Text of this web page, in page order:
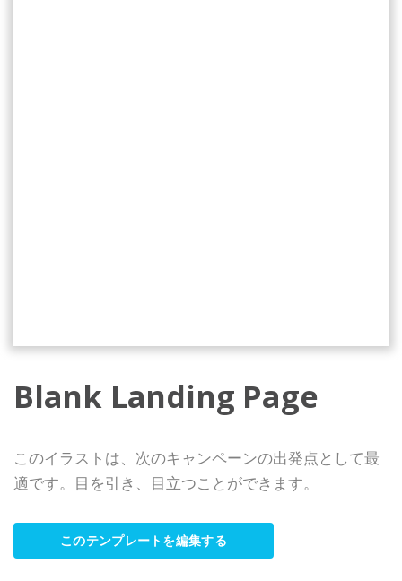
Blank Landing Page
このイラストは、次のキャンペーンの出発点として最
適です。目を引き、目立つことができます。
このテンプレートを編集する